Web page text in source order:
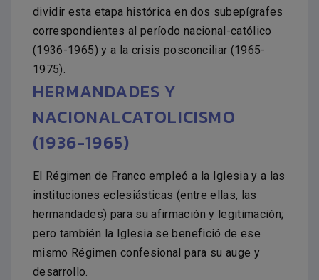
dividir esta etapa histórica en dos subepígrafes
correspondientes al período nacional-católico
(1936-1965) y a la crisis posconciliar (1965-
1975).
HERMANDADES Y
NACIONALCATOLICISMO
(1936-1965)
El Régimen de Franco empleó a la Iglesia y a las
instituciones eclesiásticas (entre ellas, las
hermandades) para su afirmación y legitimación;
pero también la Iglesia se benefició de ese
mismo Régimen confesional para su auge y
desarrollo.